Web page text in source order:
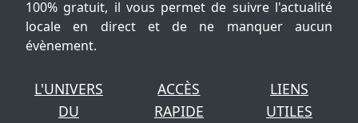
100% gratuit, il vous permet de suivre l'actualité
locale en direct et de ne manquer aucun
évènement.
L'UNIVERS
DU
ACCÈS
RAPIDE
LIENS
UTILES